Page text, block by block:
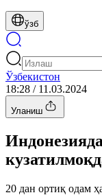
ўзб
Ўзбекистон
18:28 / 11.03.2024
Уланиш
20 дан ортиқ одам